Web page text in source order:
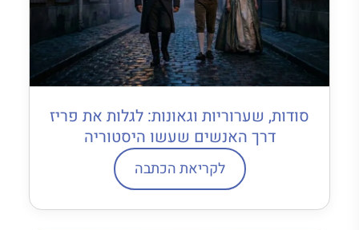
סודות, שערוריות וגאונות: לגלות את פריז
דרך האנשים שעשו היסטוריה
לקריאת הכתבה